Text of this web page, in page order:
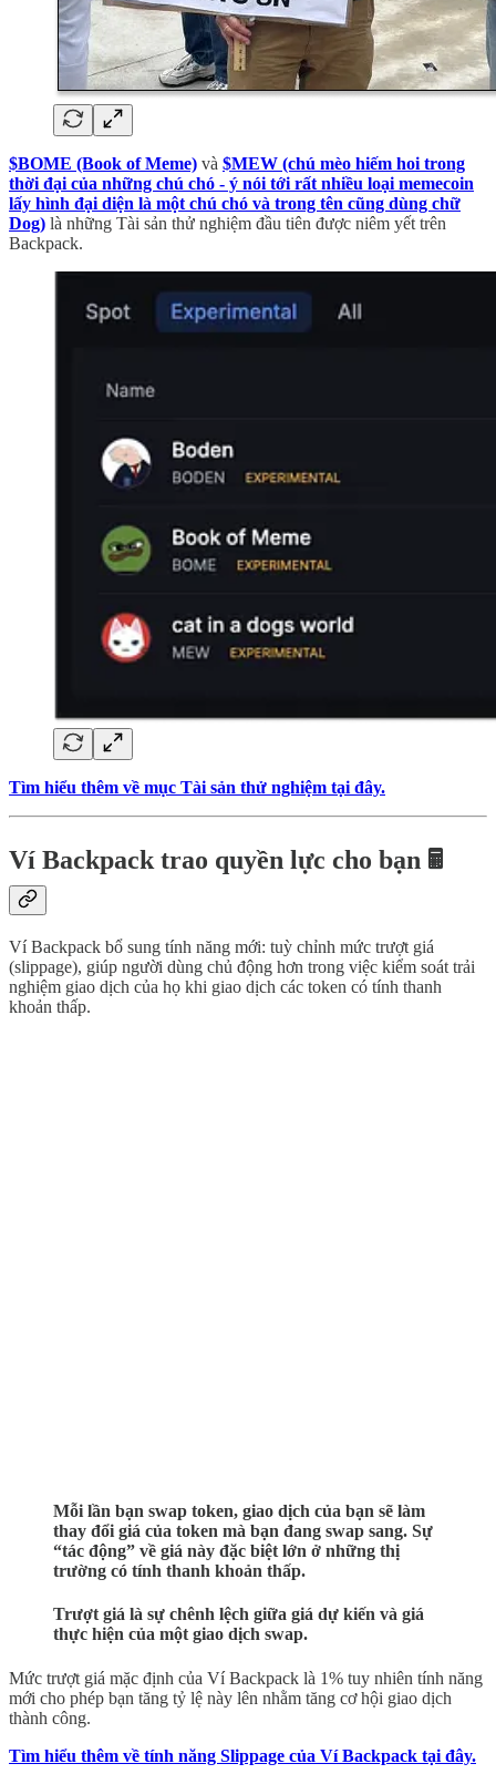
$BOME (Book of Meme) và $MEW (chú mèo hiếm hoi trong
thời đại của những chú chó - ý nói tới rất nhiều loại memecoin
lấy hình đại diện là một chú chó và trong tên cũng dùng chữ
Dog) là những Tài sản thử nghiệm đầu tiên được niêm yết trên
Backpack.
Tìm hiểu thêm về mục Tài sản thử nghiệm tại đây.
Ví Backpack trao quyền lực cho bạn 🖩
Ví Backpack bổ sung tính năng mới: tuỳ chỉnh mức trượt giá
(slippage), giúp người dùng chủ động hơn trong việc kiểm soát trải
nghiệm giao dịch của họ khi giao dịch các token có tính thanh
khoản thấp.
Mỗi lần bạn swap token, giao dịch của bạn sẽ làm
thay đổi giá của token mà bạn đang swap sang. Sự
“tác động” về giá này đặc biệt lớn ở những thị
trường có tính thanh khoản thấp.
Trượt giá là sự chênh lệch giữa giá dự kiến ​​và giá
thực hiện của một giao dịch swap.
Mức trượt giá mặc định của Ví Backpack là 1% tuy nhiên tính năng
mới cho phép bạn tăng tỷ lệ này lên nhằm tăng cơ hội giao dịch
thành công.
Tìm hiểu thêm về tính năng Slippage của Ví Backpack tại đây.